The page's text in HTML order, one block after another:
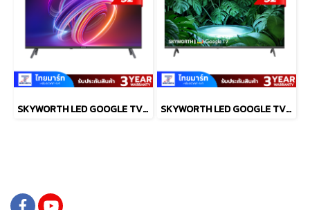
SKYWORTH LED GOOGLE TV 32 นิว รุ่น 32E6900G SKYWORTH LED GOOGLE TV 32 นิว รุ่น 32E6800G